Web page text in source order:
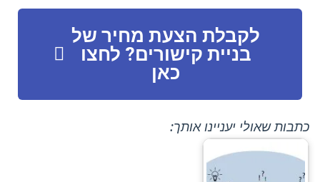
לקבלת הצעת מחיר של
בניית קישורים? לחצו
כאן
כתבות שאולי יעניינו אותך: